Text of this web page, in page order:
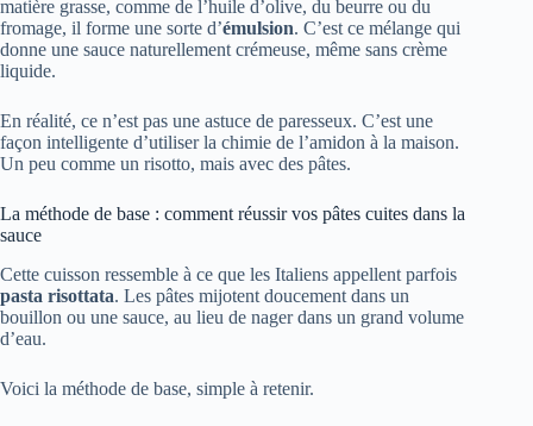
matière grasse, comme de l’huile d’olive, du beurre ou du
fromage, il forme une sorte d’émulsion. C’est ce mélange qui
donne une sauce naturellement crémeuse, même sans crème
liquide.
En réalité, ce n’est pas une astuce de paresseux. C’est une
façon intelligente d’utiliser la chimie de l’amidon à la maison.
Un peu comme un risotto, mais avec des pâtes.
La méthode de base : comment réussir vos pâtes cuites dans la
sauce
Cette cuisson ressemble à ce que les Italiens appellent parfois
pasta risottata. Les pâtes mijotent doucement dans un
bouillon ou une sauce, au lieu de nager dans un grand volume
d’eau.
Voici la méthode de base, simple à retenir.